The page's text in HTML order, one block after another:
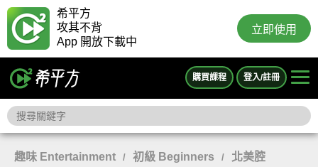
希平方
攻其不背
App 開放下載中
立即使用
購買課程 登入/註冊
趣味 Entertainment / 初級 Beginners / 北美腔